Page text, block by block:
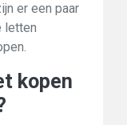
er een paar
letten
kopen